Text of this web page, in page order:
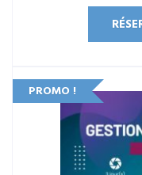
PROMO !